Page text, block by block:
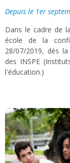
Depuis le 1er
Dans le cadre de
école de la
28/07/2019, dès
des INSPE
l'éducation.)